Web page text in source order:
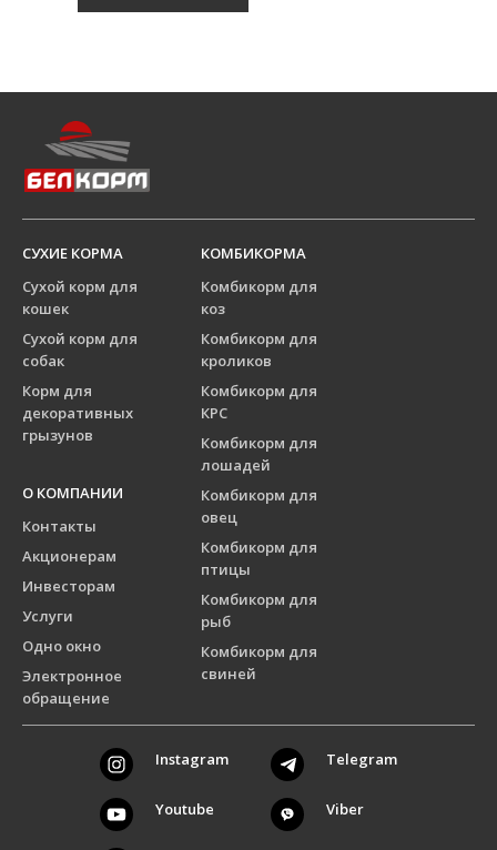
СУХИЕ КОРМА
Сухой корм для
кошек
Сухой корм для
собак
Корм для
декоративных
грызунов
КОМБИКОРМА
Комбикорм для
коз
Комбикорм для
кроликов
Комбикорм для
КРС
Комбикорм для
лошадей
Комбикорм для
овец
Комбикорм для
птицы
Комбикорм для
рыб
Комбикорм для
свиней
О КОМПАНИИ
Контакты
Акционерам
Инвесторам
Услуги
Одно окно
Электронное
обращение
Instagram Telegram
Youtube Viber